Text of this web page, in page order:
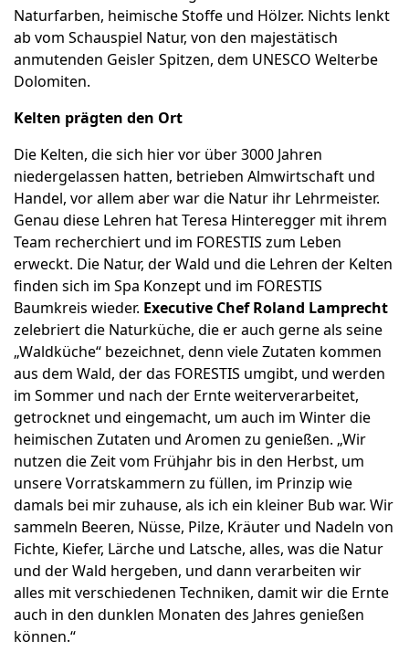
Naturfarben, heimische Stoffe und Hölzer. Nichts lenkt
ab vom Schauspiel Natur, von den majestätisch
anmutenden Geisler Spitzen, dem UNESCO Welterbe
Dolomiten.
Kelten prägten den Ort
Die Kelten, die sich hier vor über 3000 Jahren
niedergelassen hatten, betrieben Almwirtschaft und
Handel, vor allem aber war die Natur ihr Lehrmeister.
Genau diese Lehren hat Teresa Hinteregger mit ihrem
Team recherchiert und im FORESTIS zum Leben
erweckt. Die Natur, der Wald und die Lehren der Kelten
finden sich im Spa Konzept und im FORESTIS
Baumkreis wieder. Executive Chef Roland Lamprecht
zelebriert die Naturküche, die er auch gerne als seine
„Waldküche“ bezeichnet, denn viele Zutaten kommen
aus dem Wald, der das FORESTIS umgibt, und werden
im Sommer und nach der Ernte weiterverarbeitet,
getrocknet und eingemacht, um auch im Winter die
heimischen Zutaten und Aromen zu genießen. „Wir
nutzen die Zeit vom Frühjahr bis in den Herbst, um
unsere Vorratskammern zu füllen, im Prinzip wie
damals bei mir zuhause, als ich ein kleiner Bub war. Wir
sammeln Beeren, Nüsse, Pilze, Kräuter und Nadeln von
Fichte, Kiefer, Lärche und Latsche, alles, was die Natur
und der Wald hergeben, und dann verarbeiten wir
alles mit verschiedenen Techniken, damit wir die Ernte
auch in den dunklen Monaten des Jahres genießen
können.“